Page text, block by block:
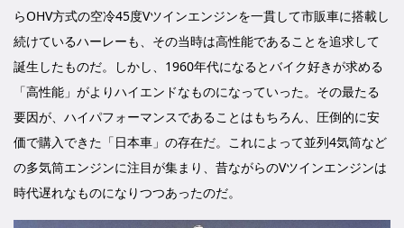
らOHV方式の空冷45度Vツインエンジンを一貫して市販車に搭載し
続けているハーレーも、その当時は高性能であることを追求して
誕生したものだ。しかし、1960年代になるとバイク好きが求める
「高性能」がよりハイエンドなものになっていった。その最たる
要因が、ハイパフォーマンスであることはもちろん、圧倒的に安
価で購入できた「日本車」の存在だ。これによって並列4気筒など
の多気筒エンジンに注目が集まり、昔ながらのVツインエンジンは
時代遅れなものになりつつあったのだ。